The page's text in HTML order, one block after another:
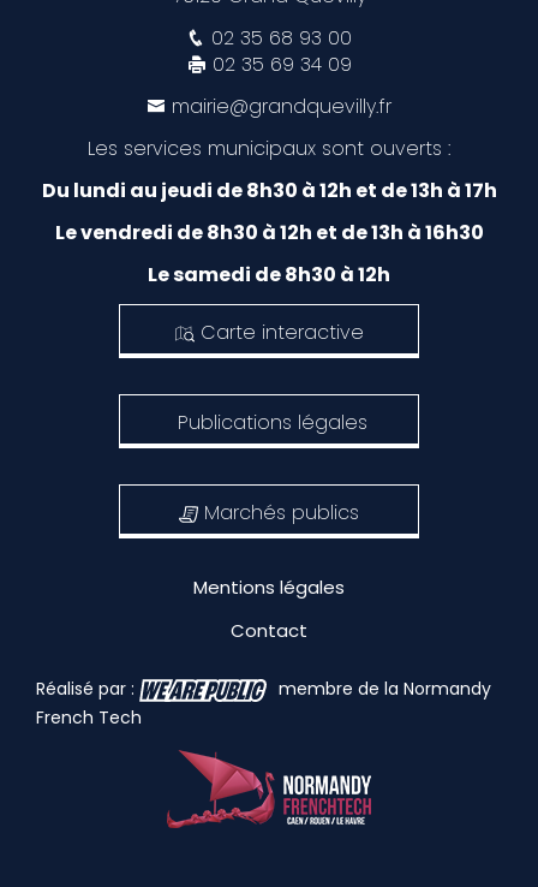
02 35 68 93 00
02 35 69 34 09
mairie@grandquevilly.fr
Les services municipaux sont ouverts :
Du lundi au jeudi de 8h30 à 12h et de 13h à 17h
Le vendredi de 8h30 à 12h et de 13h à 16h30
Le samedi de 8h30 à 12h
Carte interactive
Publications légales
Marchés publics
Mentions légales
Contact
Réalisé par :
membre de la Normandy
French Tech